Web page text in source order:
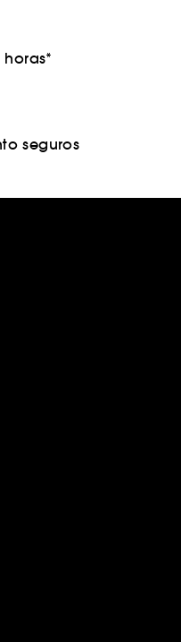
seguros